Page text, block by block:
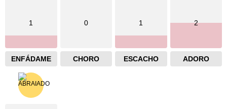
1
ENFÁDAME
0
CHORO
1
ESCACHO
2
ADORO